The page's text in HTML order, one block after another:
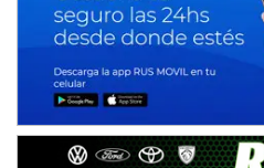
Villaguay (Entre Ríos)
VICTORIENSE - F7
El Cerro (Tierra)
Victoria (Entre Ríos)
PATAGONICO - F6
Moto Club Reginense (Tierra)